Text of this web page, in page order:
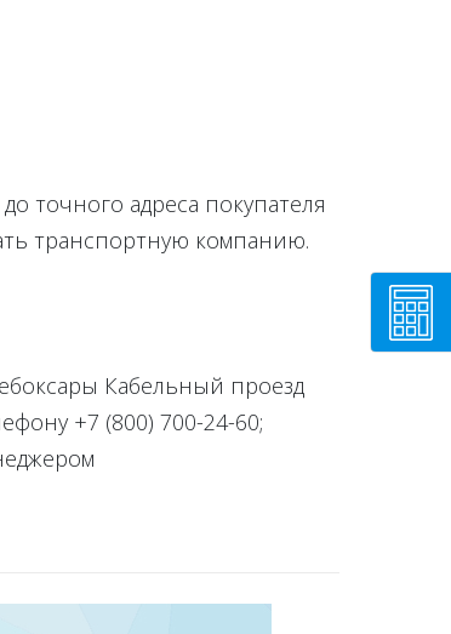
точного адреса покупателя
транспортную компанию.
Кабельный проезд
+7 (800) 700-24-60;